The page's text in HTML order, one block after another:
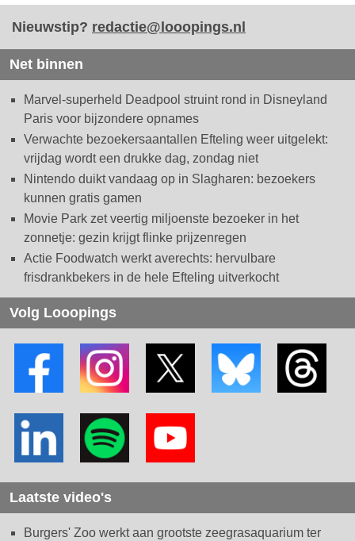
Nieuwstip? redactie@looopings.nl
Net binnen
Marvel-superheld Deadpool struint rond in Disneyland
Paris voor bijzondere opnames
Verwachte bezoekersaantallen Efteling weer uitgelekt:
vrijdag wordt een drukke dag, zondag niet
Nintendo duikt vandaag op in Slagharen: bezoekers
kunnen gratis gamen
Movie Park zet veertig miljoenste bezoeker in het
zonnetje: gezin krijgt flinke prijzenregen
Actie Foodwatch werkt averechts: hervulbare
frisdrankbekers in de hele Efteling uitverkocht
Volg Looopings
Laatste video's
Burgers' Zoo werkt aan grootste zeegrasaquarium ter